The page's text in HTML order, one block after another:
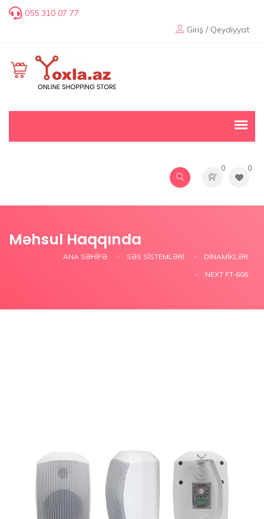
055 310 07 77
Giriş / Qeydiyyat
0 0
Məhsul Haqqında
ANA SƏHIFƏ SƏS SISTEMLƏRI
DINAMIKLƏR
NEXT FT-606